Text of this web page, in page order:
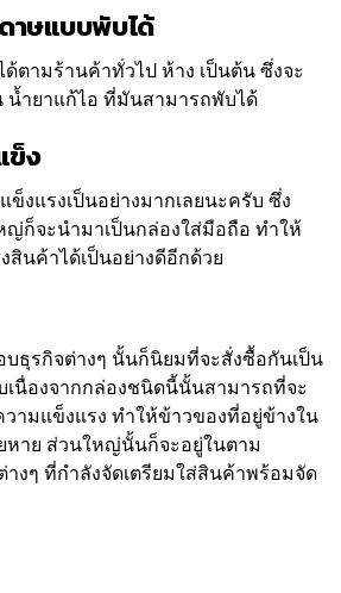
าษแบบพับได้
ตามร้านค้าทั่วไป ห้าง เป็นต้น ซึ่งจะ
น้ำยาแก้ไอ ที่มันสามารถพับได้
ข็ง
งแรงเป็นอย่างมากเลยนะครับ ซึ่ง
ก็จะนำมาเป็นกล่องใส่มือถือ ทำให้
สินค้าได้เป็นอย่างดีอีกด้วย
บธุรกิจต่างๆ นั้นก็นิยมที่จะสั่งซื้อกันเป็น
เนื่องจากกล่องชนิดนี้นั้นสามารถที่จะ
ามแข็งแรง ทำให้ข้าวของที่อยู่ข้างใน
หาย ส่วนใหญ่นั้นก็จะอยู่ในตาม
งๆ ที่กำลังจัดเตรียมใส่สินค้าพร้อมจัด